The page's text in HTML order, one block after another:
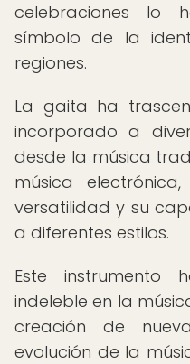
celebraciones lo
símbolo de la
regiones.
La gaita ha
incorporado a
desde la música
música
versatilidad y su
a diferentes estilos.
Este instrumento
indeleble en la
creación de
evolución de la